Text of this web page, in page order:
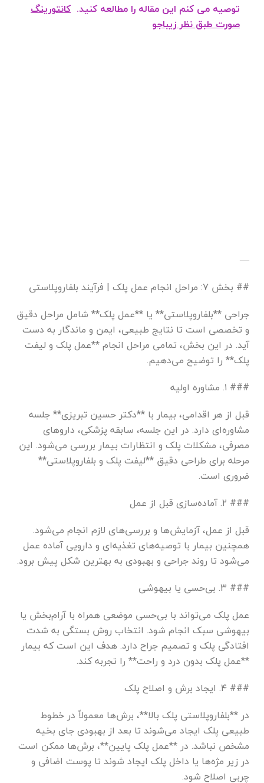
توصیه می کنم این مقاله را مطالعه کنید. کانتورینگ
صورت طبق نظر زیباجو
—
## بخش ۷: مراحل انجام عمل پلک | فرآیند بلفاروپلاستی
جراحی **بلفاروپلاستی** یا **عمل پلک** شامل مراحل دقیق
و تخصصی است تا نتایج طبیعی، ایمن و ماندگار به دست
آید. در این بخش، تمامی مراحل انجام **عمل پلک و لیفت
پلک** را توضیح می‌دهیم.
### ۱. مشاوره اولیه
قبل از هر اقدامی، بیمار با **دکتر حسین تبریزی** جلسه
مشاوره‌ای دارد. در این جلسه، سابقه پزشکی، داروهای
مصرفی، مشکلات پلک و انتظارات بیمار بررسی می‌شود. این
مرحله برای طراحی دقیق **لیفت پلک و بلفاروپلاستی**
ضروری است.
### ۲. آماده‌سازی قبل از عمل
قبل از عمل، آزمایش‌ها و بررسی‌های لازم انجام می‌شود.
همچنین بیمار با توصیه‌های تغذیه‌ای و دارویی آماده عمل
می‌شود تا روند جراحی و بهبودی به بهترین شکل پیش برود.
### ۳. بی‌حسی یا بیهوشی
عمل پلک می‌تواند با بی‌حسی موضعی همراه با آرام‌بخش یا
بیهوشی سبک انجام شود. انتخاب روش بستگی به شدت
افتادگی پلک و تصمیم جراح دارد. هدف این است که بیمار
**عمل پلک بدون درد و راحت** را تجربه کند.
### ۴. ایجاد برش و اصلاح پلک
در **بلفاروپلاستی پلک بالا**، برش‌ها معمولاً در خطوط
طبیعی پلک ایجاد می‌شوند تا بعد از بهبودی جای بخیه
مشخص نباشد. در **عمل پلک پایین**، برش‌ها ممکن است
در زیر مژه‌ها یا داخل پلک ایجاد شوند تا پوست اضافی و
چربی اصلاح شود.